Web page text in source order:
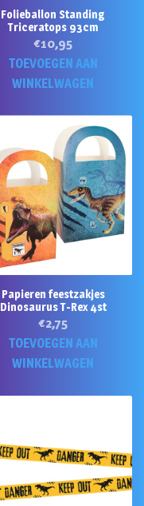
Folieballon Standing
Triceratops 93cm
€10,95
TOEVOEGEN AAN
WINKELWAGEN
Papieren feestzakjes
Dinosaurus T-Rex 4st
€2,75
TOEVOEGEN AAN
WINKELWAGEN